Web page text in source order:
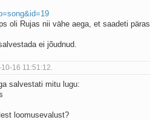
oli Rujas nii vähe aega, et saadeti
ei jõudnud.
16 11:51:12.
salvestati mitu lugu:
loomusevalust?